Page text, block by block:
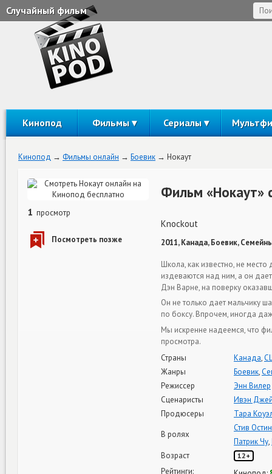
Случайный фильм
Кинопод Фильмы Сериалы
Кинопод Фильмы онлайн Боевик Нокаут
1 просмотр
Фильм «Нокаут»
Knockout
2011, Канада, Боевик,
Школа, как известно, не
издеваются над ним, а он
Дэн Варне, на поверку
Он не только дает мальчику
по боксу. Впрочем, иногда
Мы искренне надеемся, что
просмотра.
Страны
Канада,
Жанры
Боевик,
Режиссер
Энн Вилер
Сценаристы
Ивэн
Продюсеры
Тара
В ролях
Стив Остин
Патрик Чу,
Возраст
12+
Рейтинги: